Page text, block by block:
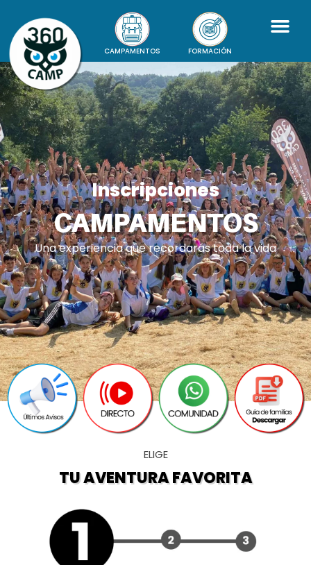
CAMPAMENTOS FORMACIÓN
Inscripciones
CAMPAMENTOS
Una experiencia que recordarás toda la vida
ELIGE
TU AVENTURA FAVORITA